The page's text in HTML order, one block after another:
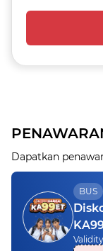
Dapatkan
BUS